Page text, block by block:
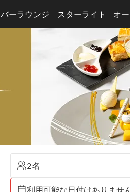
バーラウンジ　スターライト - オ
2名
利用可能な日付はありませ